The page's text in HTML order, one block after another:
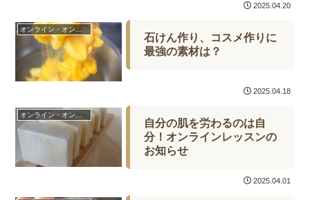
2025.04.20
オンライン・オンデマンド
石けん作り、コスメ作りに
最強の素材は？
2025.04.18
自分の肌を労わるのは自
分！オンラインレッスンの
お知らせ
2025.04.01